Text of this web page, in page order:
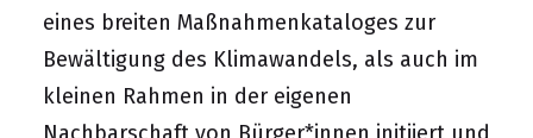
eines breiten Maßnahmenkataloges zur
Bewältigung des Klimawandels, als auch im
kleinen Rahmen in der eigenen